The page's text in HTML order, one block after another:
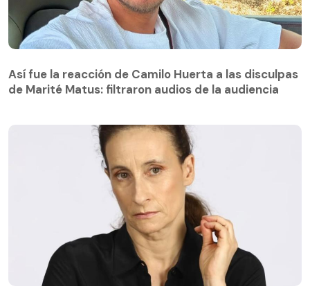
Así fue la reacción de Camilo Huerta a las disculpas
de Marité Matus: filtraron audios de la audiencia